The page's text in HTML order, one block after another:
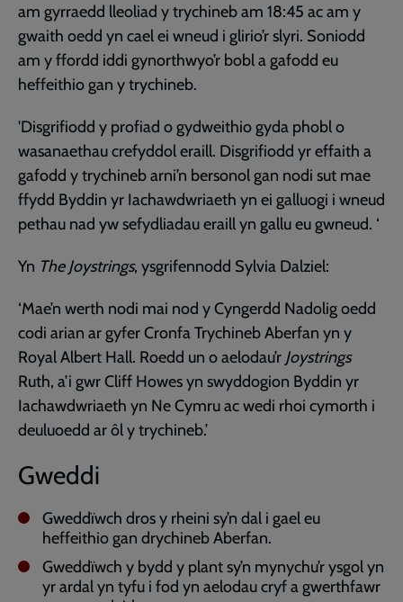
am gyrraedd lleoliad y trychineb am 18:45 ac am y
gwaith oedd yn cael ei wneud i glirio’r slyri. Soniodd
am y ffordd iddi gynorthwyo’r bobl a gafodd eu
heffeithio gan y trychineb.
'Disgrifiodd y profiad o gydweithio gyda phobl o
wasanaethau crefyddol eraill. Disgrifiodd yr effaith a
gafodd y trychineb arni’n bersonol gan nodi sut mae
ffydd Byddin yr Iachawdwriaeth yn ei galluogi i wneud
pethau nad yw sefydliadau eraill yn gallu eu gwneud. ‘
Yn The Joystrings, ysgrifennodd Sylvia Dalziel:
‘Mae’n werth nodi mai nod y Cyngerdd Nadolig oedd
codi arian ar gyfer Cronfa Trychineb Aberfan yn y
Royal Albert Hall. Roedd un o aelodau’r Joystrings
Ruth, a’i gwr Cliff Howes yn swyddogion Byddin yr
Iachawdwriaeth yn Ne Cymru ac wedi rhoi cymorth i
deuluoedd ar ôl y trychineb.’
Gweddi
Gweddïwch dros y rheini sy’n dal i gael eu
heffeithio gan drychineb Aberfan.
Gweddïwch y bydd y plant sy’n mynychu’r ysgol yn
yr ardal yn tyfu i fod yn aelodau cryf a gwerthfawr